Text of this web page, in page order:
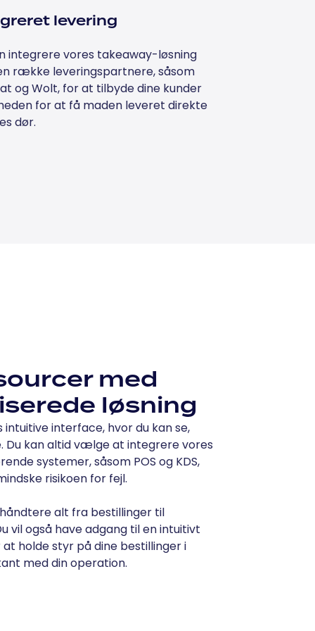
levering
integrere vores takeaway-løsning
række leveringspartnere, såsom
og Wolt, for at tilbyde dine kunder
for at få maden leveret direkte
dør.
med
løsning
interface, hvor du kan se,
Du kan altid vælge at integrere vores
systemer, såsom POS og KDS,
risikoen for fejl.
alt fra bestillinger til
også have adgang til en intuitivt
holde styr på dine bestillinger i
med din operation.